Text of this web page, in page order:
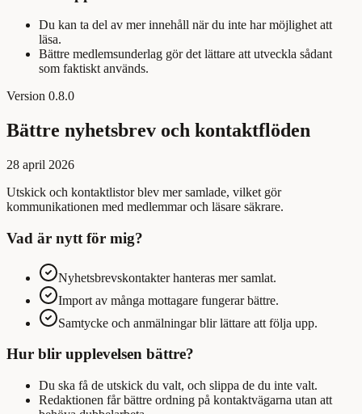
Du kan ta del av mer innehåll när du inte har möjlighet att
läsa.
Bättre medlemsunderlag gör det lättare att utveckla sådant
som faktiskt används.
Version 0.8.0
Bättre nyhetsbrev och kontaktflöden
28 april 2026
Utskick och kontaktlistor blev mer samlade, vilket gör
kommunikationen med medlemmar och läsare säkrare.
Vad är nytt för mig?
Nyhetsbrevskontakter hanteras mer samlat.
Import av många mottagare fungerar bättre.
Samtycke och anmälningar blir lättare att följa upp.
Hur blir upplevelsen bättre?
Du ska få de utskick du valt, och slippa de du inte valt.
Redaktionen får bättre ordning på kontaktvägarna utan att